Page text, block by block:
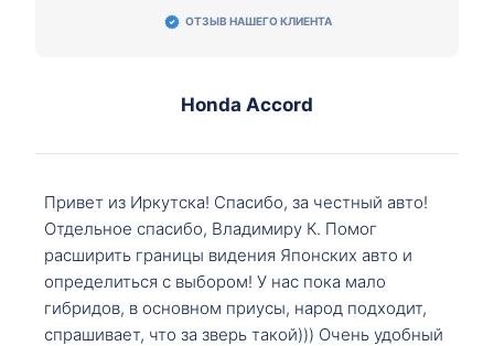
ОТЗЫВ НАШЕГО КЛИЕНТА
Honda Accord
Привет из Иркутска! Спасибо, за честный авто!
Отдельное спасибо, Владимиру К. Помог
расширить границы видения Японских авто и
определиться с выбором! У нас пока мало
гибридов, в основном приусы, народ подходит,
спрашивает, что за зверь такой))) Очень удобный